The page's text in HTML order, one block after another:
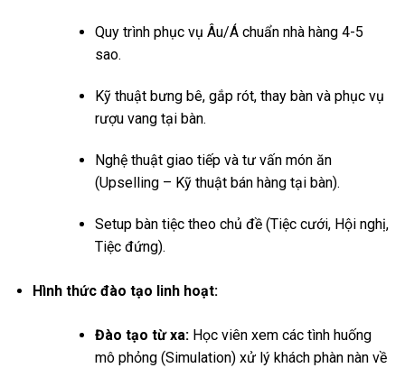
Quy trình phục vụ Âu/Á chuẩn nhà hàng 4-5
sao.
Kỹ thuật bưng bê, gắp rót, thay bàn và phục vụ
rượu vang tại bàn.
Nghệ thuật giao tiếp và tư vấn món ăn
(Upselling – Kỹ thuật bán hàng tại bàn).
Setup bàn tiệc theo chủ đề (Tiệc cưới, Hội nghị,
Tiệc đứng).
Hình thức đào tạo linh hoạt:
Đào tạo từ xa:Học viên xem các tình huống
mô phỏng (Simulation) xử lý khách phàn nàn về